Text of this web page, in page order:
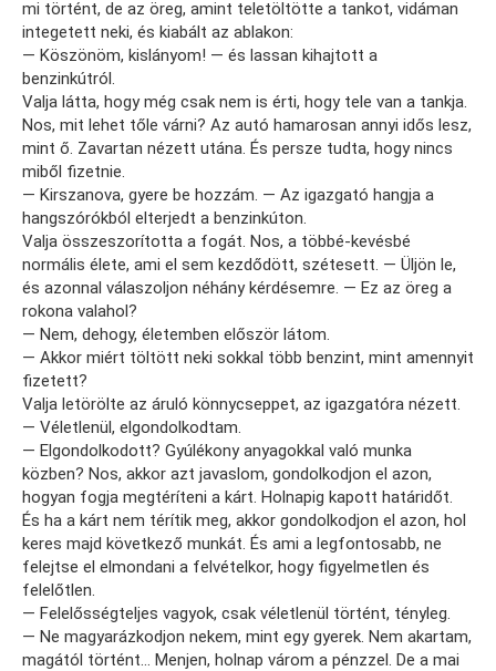
mi történt, de az öreg, amint teletöltötte a tankot, vidáman
integetett neki, és kiabált az ablakon:
— Köszönöm, kislányom! — és lassan kihajtott a
benzinkútról.
Valja látta, hogy még csak nem is érti, hogy tele van a tankja.
Nos, mit lehet tőle várni? Az autó hamarosan annyi idős lesz,
mint ő. Zavartan nézett utána. És persze tudta, hogy nincs
miből fizetnie.
— Kirszanova, gyere be hozzám. — Az igazgató hangja a
hangszórókból elterjedt a benzinkúton.
Valja összeszorította a fogát. Nos, a többé-kevésbé
normális élete, ami el sem kezdődött, szétesett. — Üljön le,
és azonnal válaszoljon néhány kérdésemre. — Ez az öreg a
rokona valahol?
— Nem, dehogy, életemben először látom.
— Akkor miért töltött neki sokkal több benzint, mint amennyit
fizetett?
Valja letörölte az áruló könnycseppet, az igazgatóra nézett.
— Véletlenül, elgondolkodtam.
— Elgondolkodott? Gyúlékony anyagokkal való munka
közben? Nos, akkor azt javaslom, gondolkodjon el azon,
hogyan fogja megtéríteni a kárt. Holnapig kapott határidőt.
És ha a kárt nem térítik meg, akkor gondolkodjon el azon, hol
keres majd következő munkát. És ami a legfontosabb, ne
felejtse el elmondani a felvételkor, hogy figyelmetlen és
felelőtlen.
— Felelősségteljes vagyok, csak véletlenül történt, tényleg.
— Ne magyarázkodjon nekem, mint egy gyerek. Nem akartam,
magától történt… Menjen, holnap várom a pénzzel. De a mai